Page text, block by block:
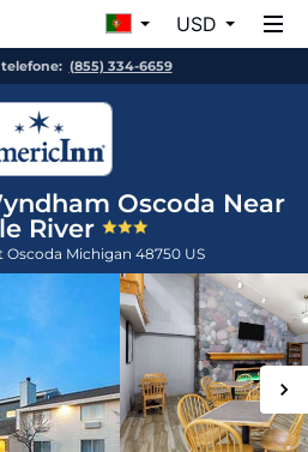
USD
(855) 334-6659
Oscoda Near
River
Oscoda Michigan 48750 US